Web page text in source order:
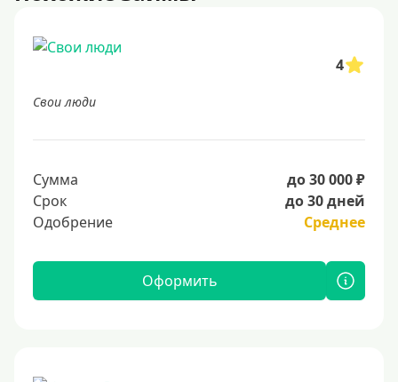
4
Свои люди
Сумма
до 30 000 ₽
Срок
до 30 дней
Одобрение
Среднее
Оформить